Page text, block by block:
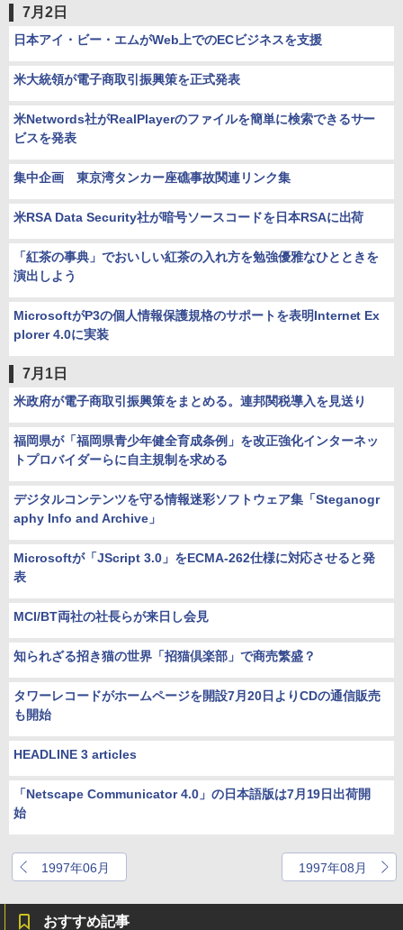
7月2日
日本アイ・ビー・エムがWeb上でのECビジネスを支援
米大統領が電子商取引振興策を正式発表
米Networds社がRealPlayerのファイルを簡単に検索できるサー
ビスを発表
集中企画 東京湾タンカー座礁事故関連リンク集
米RSA Data Security社が暗号ソースコードを日本RSAに出荷
「紅茶の事典」でおいしい紅茶の入れ方を勉強優雅なひとときを
演出しよう
MicrosoftがP3の個人情報保護規格のサポートを表明Internet Ex
plorer 4.0に実装
7月1日
米政府が電子商取引振興策をまとめる。連邦関税導入を見送り
福岡県が「福岡県青少年健全育成条例」を改正強化インターネッ
トプロバイダーらに自主規制を求める
デジタルコンテンツを守る情報迷彩ソフトウェア集「Steganogr
aphy Info and Archive」
Microsoftが「JScript 3.0」をECMA-262仕様に対応させると発
表
MCI/BT両社の社長らが来日し会見
知られざる招き猫の世界「招猫倶楽部」で商売繁盛？
タワーレコードがホームページを開設7月20日よりCDの通信販売
も開始
HEADLINE 3 articles
「Netscape Communicator 4.0」の日本語版は7月19日出荷開
始
1997年06月 1997年08月
おすすめ記事